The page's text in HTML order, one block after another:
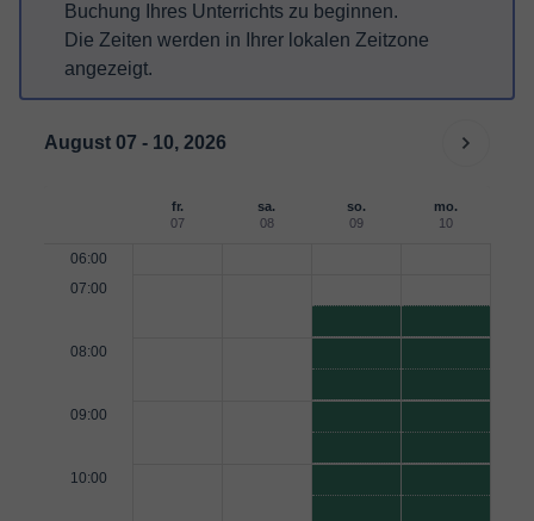
Buchung Ihres Unterrichts zu beginnen.
Die Zeiten werden in Ihrer lokalen Zeitzone
angezeigt.
August 07 - 10, 2026
fr.
07
sa.
08
so.
09
mo.
10
06:00
07:00
08:00
09:00
10:00